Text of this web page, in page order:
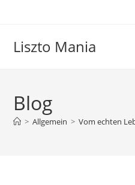
Liszto Mania
Blog
> Allgemein > Vom echten